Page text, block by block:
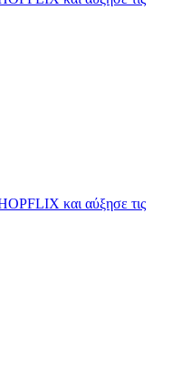
και αύξησε τις